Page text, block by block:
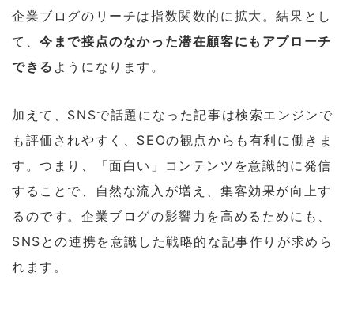
企業ブログのリーチは指数関数的に拡大。結果とし
て、今まで接点のなかった潜在顧客にもアプローチ
できる ようになります。
加えて、SNSで話題になった記事は検索エンジンで
も評価されやすく、SEOの観点からも有利に働きま
す。つまり、「面白い」コンテンツを意識的に発信
することで、自然な流入が増え、集客効果が向上す
るのです。企業ブログの影響力を高めるためにも、
SNSとの連携を意識した戦略的な記事作りが求めら
れます。